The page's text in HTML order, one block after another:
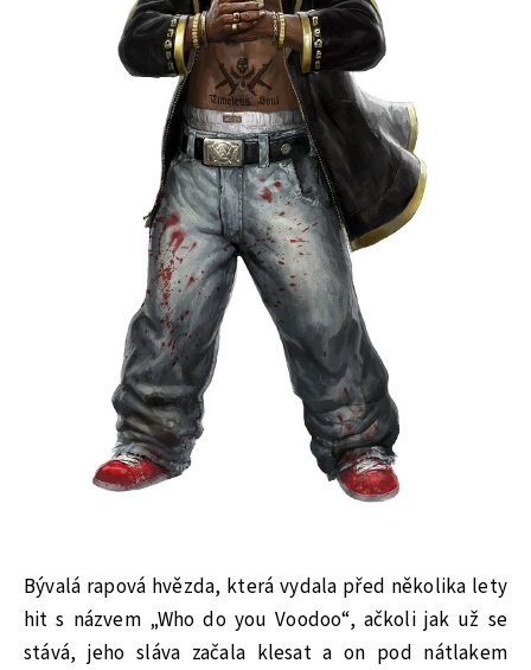
Bývalá rapová hvězda, která vydala před několika lety
hit s názvem „Who do you Voodoo“, ačkoli jak už se
stává, jeho sláva začala klesat a on pod nátlakem